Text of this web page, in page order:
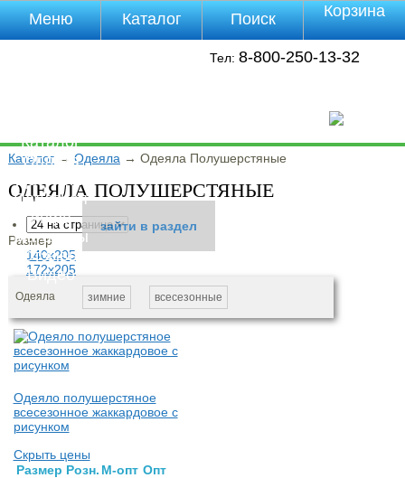
Тел: 8-800-250-13-32
Каталог→ Одеяла → Одеяла Полушерстяные
ОДЕЯЛА ПОЛУШЕРСТЯНЫЕ
Размер
140х205
172х205
Одеяла зимние всесезонные
Одеяло полушерстяное
всесезонное жаккардовое с
рисунком
зайти в раздел
Скрыть цены
Раз­мер Розн. М-опт Опт
зайти в раздел
Меню
Каталог
Оплата
Доставка
Полезная
инфа
Магазины
Отзывы
Видео
Каталог Поиск Корзина